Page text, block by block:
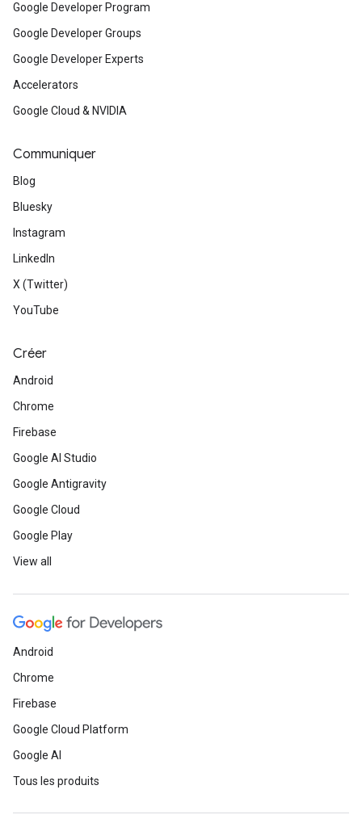
Google Developer Program
Google Developer Groups
Google Developer Experts
Accelerators
Google Cloud & NVIDIA
Communiquer
Blog
Bluesky
Instagram
LinkedIn
X (Twitter)
YouTube
Créer
Android
Chrome
Firebase
Google AI Studio
Google Antigravity
Google Cloud
Google Play
View all
Android
Chrome
Firebase
Google Cloud Platform
Google AI
Tous les produits